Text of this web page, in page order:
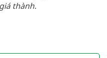
thành.